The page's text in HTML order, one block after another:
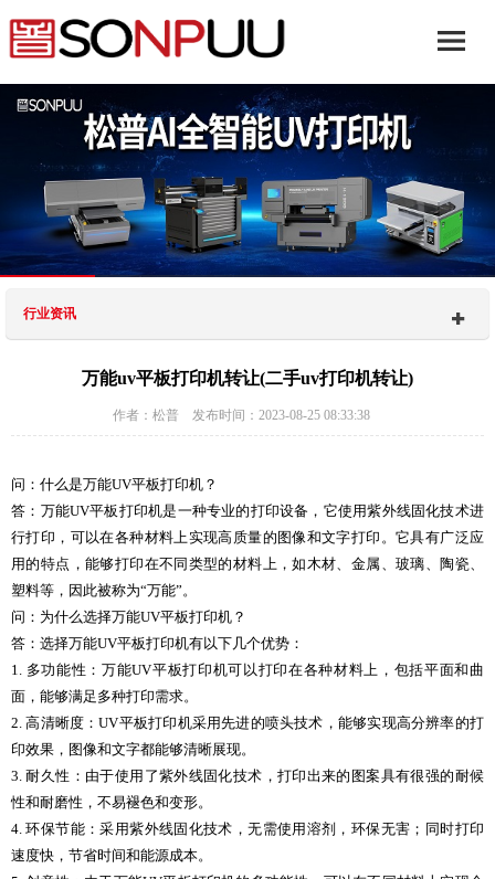
行业资讯
万能uv平板打印机转让(二手uv打印机转让)
作者：松普 发布时间：2023-08-25 08:33:38
问：什么是万能UV平板打印机？
答：万能UV平板打印机是一种专业的打印设备，它使用紫外线固化技术进
行打印，可以在各种材料上实现高质量的图像和文字打印。它具有广泛应
用的特点，能够打印在不同类型的材料上，如木材、金属、玻璃、陶瓷、
塑料等，因此被称为“万能”。
问：为什么选择万能UV平板打印机？
答：选择万能UV平板打印机有以下几个优势：
1. 多功能性：万能UV平板打印机可以打印在各种材料上，包括平面和曲
面，能够满足多种打印需求。
2. 高清晰度：UV平板打印机采用先进的喷头技术，能够实现高分辨率的打
印效果，图像和文字都能够清晰展现。
3. 耐久性：由于使用了紫外线固化技术，打印出来的图案具有很强的耐候
性和耐磨性，不易褪色和变形。
4. 环保节能：采用紫外线固化技术，无需使用溶剂，环保无害；同时打印
速度快，节省时间和能源成本。